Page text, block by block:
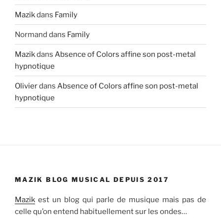
Mazikdans Family
Normand dans Family
Mazikdans Absence of Colors affine son post-metal
hypnotique
Olivierdans Absence of Colors affine son post-metal
hypnotique
MAZIK BLOG MUSICAL DEPUIS 2017
Mazik est un blog qui parle de musique mais pas de
celle qu’on entend habituellement sur les ondes…